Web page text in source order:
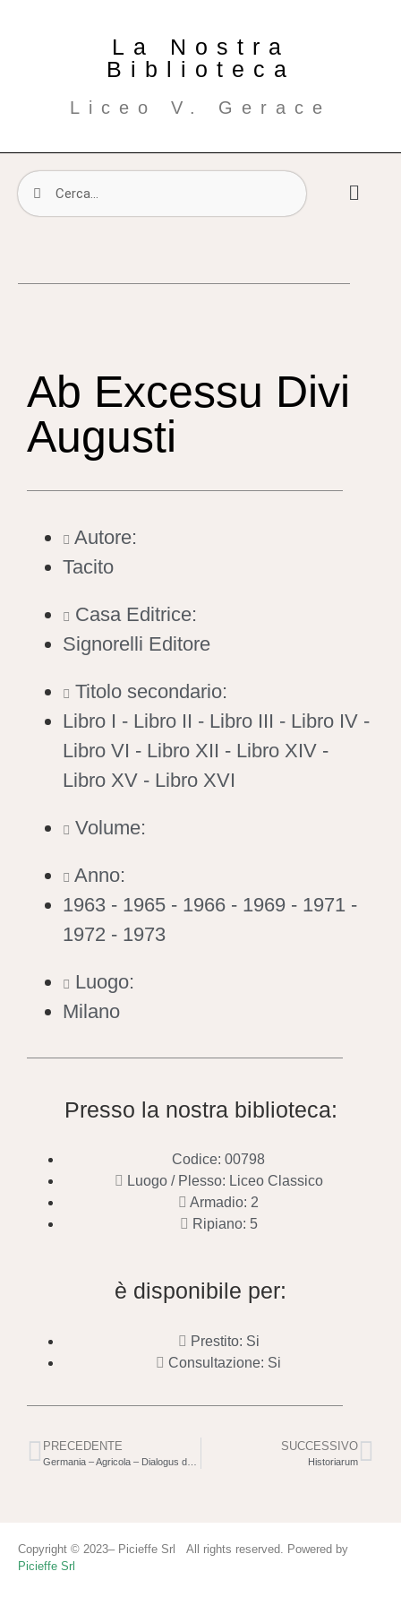
La Nostra
Biblioteca
Liceo V. Gerace
Ab Excessu Divi
Augusti
Autore:
Tacito
Casa Editrice:
Signorelli Editore
Titolo secondario:
Libro I - Libro II - Libro III - Libro IV -
Libro VI - Libro XII - Libro XIV -
Libro XV - Libro XVI
Volume:
Anno:
1963 - 1965 - 1966 - 1969 - 1971 -
1972 - 1973
Luogo:
Milano
Presso la nostra biblioteca:
Codice: 00798
Luogo / Plesso: Liceo Classico
Armadio: 2
Ripiano: 5
è disponibile per:
Prestito: Si
Consultazione: Si
PRECEDENTE SUCCESSIVO
Historiarum
Copyright © 2023– Picieffe Srl All rights reserved. Powered by
Picieffe Srl